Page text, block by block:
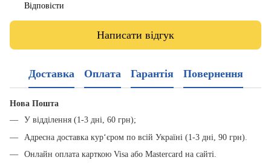
Відповісти
Написати відгук
Доставка Оплата Гарантія Повернення
Нова Пошта
У відділення (1-3 дні, 60 грн);
Адресна доставка кур‘єром по всій Україні (1-3 дні, 90 грн).
Онлайн оплата карткою Visa або Mastercard на сайті.